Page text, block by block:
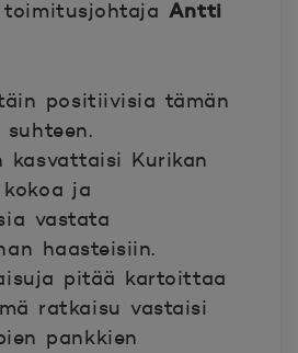
toimitusjohtaja Antti
positiivisia tämän
kasvattaisi Kurikan
ja
vastata
haasteisiin.
pitää kartoittaa
ratkaisu vastaisi
pankkien